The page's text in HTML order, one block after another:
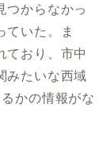
つからなかっ
ていた。ま
ており、市中
みたいな西域
かの情報がな